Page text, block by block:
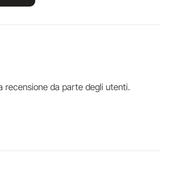
recensione da parte degli utenti.